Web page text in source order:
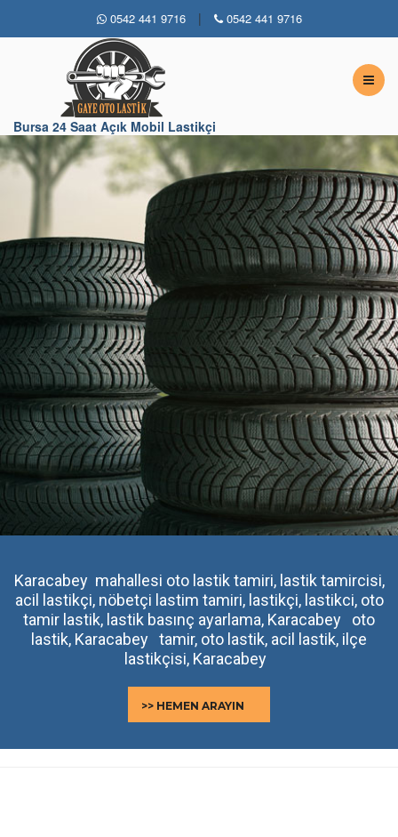
0542 441 9716 | 0542 441 9716
Bursa 24 Saat Açık Mobil Lastikçi
Karacabey mahallesi oto lastik tamiri, lastik tamircisi,
acil lastikçi, nöbetçi lastim tamiri, lastikçi, lastikci, oto
tamir lastik, lastik basınç ayarlama, Karacabey oto
lastik, Karacabey tamir, oto lastik, acil lastik, ilçe
lastikçisi, Karacabey
>> HEMEN ARAYIN